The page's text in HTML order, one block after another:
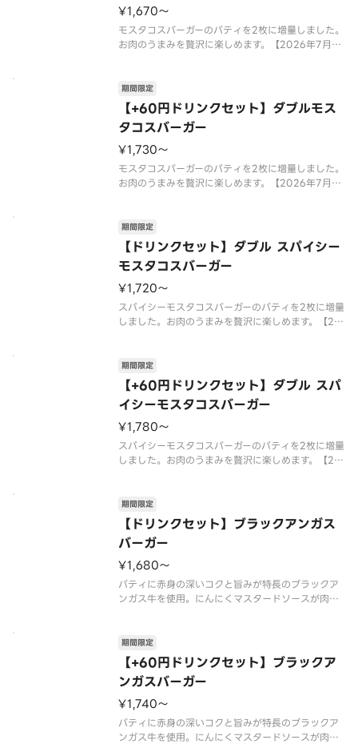
¥1,670〜
モスタコスバーガーのパティを2枚に増量しました。
お肉のうまみを贅沢に楽しめます。【2026年7月15
います。※チーズは工場で加熱加工をしています。※
商品には『カロリ
【+60円ドリンクセット】ダブルモス
タコスバーガー
期間限定
¥1,730〜
モスタコスバーガーのパティを2枚に増量しました。
お肉のうまみを贅沢に楽しめます。【2026年7月15
います。※チーズは工場で加熱加工をしています。※
商品には『カロリ
【ドリンクセット】ダブル スパイシー
モスタコスバーガー
期間限定
¥1,720〜
スパイシーモスタコスバーガーのパティを2枚に増量
しました。お肉のうまみを贅沢に楽しめます。【20
場合がございます。※辛くて食べられない場合がご
ざいますので、お子
【+60円ドリンクセット】ダブル スパ
イシーモスタコスバーガー
期間限定
¥1,780〜
スパイシーモスタコスバーガーのパティを2枚に増量
しました。お肉のうまみを贅沢に楽しめます。【20
場合がございます。※辛くて食べられない場合がご
ざいますので、お子
【ドリンクセット】ブラックアンガス
バーガー
期間限定
¥1,680〜
パティに赤身の深いコクと旨みが特長のブラックア
ンガス牛を使用。にんにくマスタードソースが肉の
みください。【2026年7月15日（水）〜数量限定
（なくなり次第終了）】※チ
【+60円ドリンクセット】ブラックア
ンガスバーガー
期間限定
¥1,740〜
パティに赤身の深いコクと旨みが特長のブラックア
ンガス牛を使用。にんにくマスタードソースが肉の